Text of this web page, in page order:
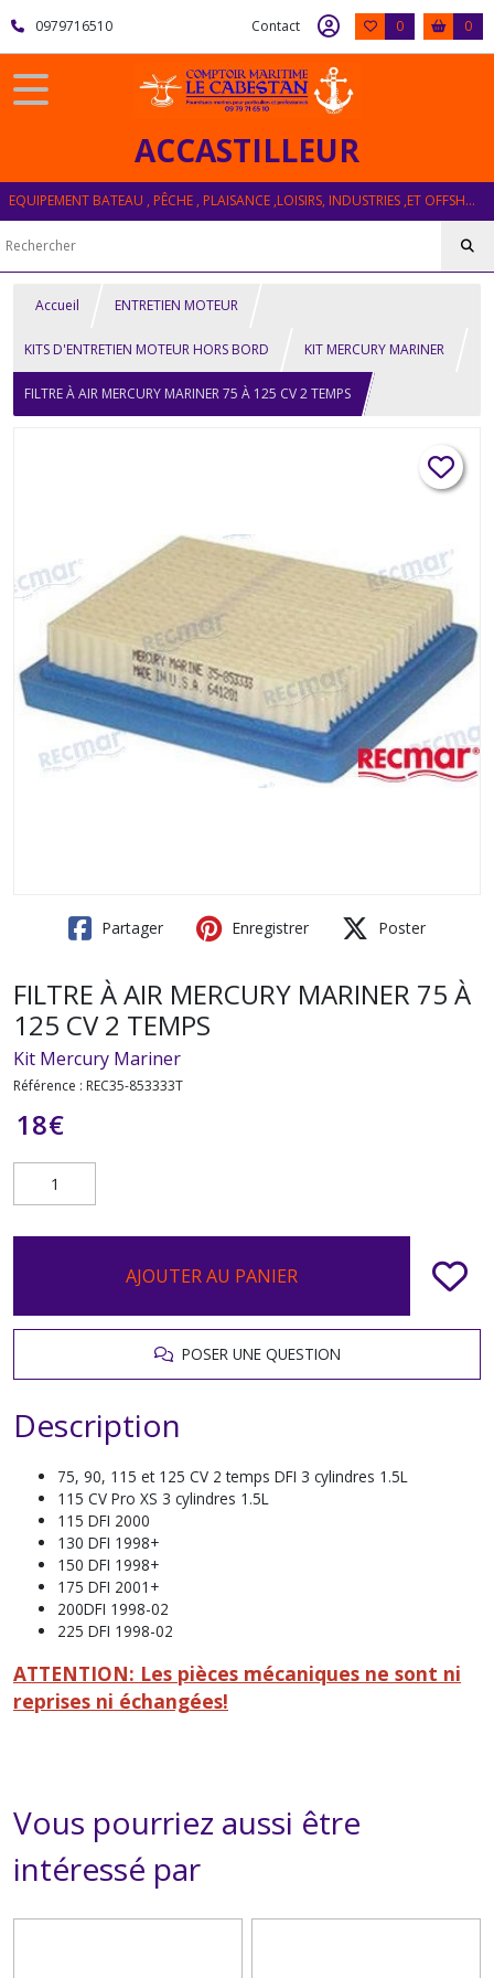
0979716510 Contact 0 0
ACCASTILLEUR
EQUIPEMENT BATEAU , PÊCHE , PLAISANCE ,LOISIRS, INDUSTRIES ,ET OFFSHORE
Accueil ENTRETIEN MOTEUR
KITS D'ENTRETIEN MOTEUR HORS BORD KIT MERCURY MARINER
FILTRE À AIR MERCURY MARINER 75 À 125 CV 2 TEMPS
Partager Enregistrer Poster
FILTRE À AIR MERCURY MARINER 75 À
125 CV 2 TEMPS
Kit Mercury Mariner
Référence : REC35-853333T
18€
AJOUTER AU PANIER
POSER UNE QUESTION
Description
75, 90, 115 et 125 CV 2 temps DFI 3 cylindres 1.5L
115 CV Pro XS 3 cylindres 1.5L
115 DFI 2000
130 DFI 1998+
150 DFI 1998+
175 DFI 2001+
200DFI 1998-02
225 DFI 1998-02
ATTENTION: Les pièces mécaniques ne sont ni
reprises ni échangées!
Vous pourriez aussi être
intéressé par